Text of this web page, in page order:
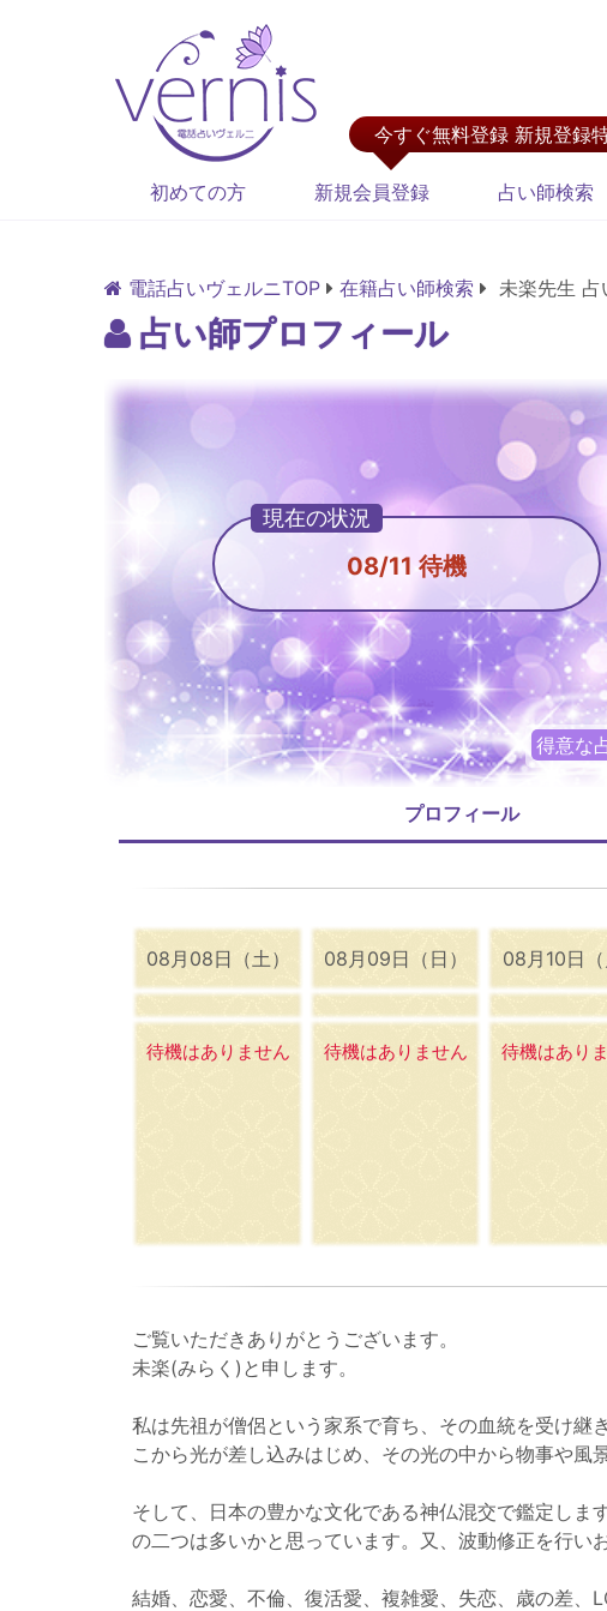
今すぐ無料登録 新規登録
初めての方 新規会員登録 占い師検索
電話占いヴェルニTOP 在籍占い師検索 未楽先生 占
占い師プロフィール
得意な
08/11 待機
プロフィール
08月08日（土）
待機はありません
08月09日（日）
待機はありません
08月10日（
待機はあり
ご覧いただきありがとうございます。
未楽(みらく)と申します。
私は先祖が僧侶という家系で育ち、その血統を受け
こから光が差し込みはじめ、その光の中から物事や風
そして、日本の豊かな文化である神仏混交で鑑定しま
の二つは多いかと思っています。又、波動修正を行い
結婚、恋愛、不倫、復活愛、複雑愛、失恋、歳の差